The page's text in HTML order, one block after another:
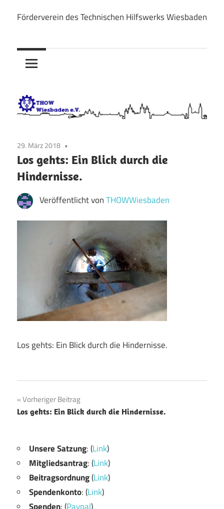
Inhalt
THOW
Wiesbaden
Förderverein des Technischen Hilfswerks Wiesbaden
29. März 2018
Los gehts: Ein Blick durch die
Hindernisse.
Veröffentlicht vonTHOWWiesbaden
Los gehts: Ein Blick durch die Hindernisse.
Beitragsnavigation
Vorheriger Beitrag
Los gehts: Ein Blick durch die Hindernisse.
Unsere Satzung: (Link)
Mitgliedsantrag: (Link)
Beitragsordnung(Link)
Spendenkonto: (Link)